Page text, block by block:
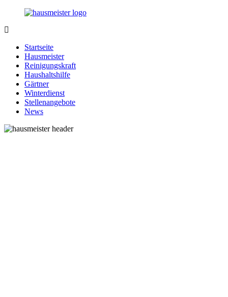
Zurück
Inhalt
Hausmeister.de
rund
Ihren
Haushalt
Startseite
Hausmeister
Reinigungskraft
Haushaltshilfe
Gärtner
Winterdienst
Stellenangebote
News